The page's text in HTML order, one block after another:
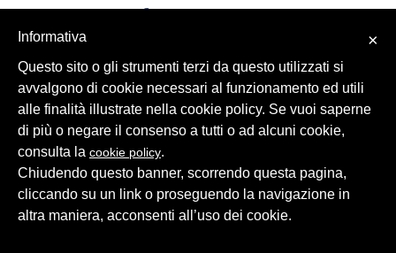
© 2026 Intesa Grandi Impianti Srl Dati Personali
×
Informativa
Questo sito o gli strumenti terzi da questo utilizzati si
avvalgono di cookie necessari al funzionamento ed utili
alle finalità illustrate nella cookie policy. Se vuoi saperne
di più o negare il consenso a tutti o ad alcuni cookie,
consulta la cookie policy.
Chiudendo questo banner, scorrendo questa pagina,
cliccando su un link o proseguendo la navigazione in
altra maniera, acconsenti all’uso dei cookie.